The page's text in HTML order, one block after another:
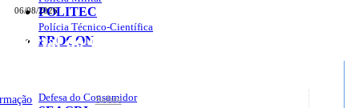
06/08/2026
Portal do Governo do
Sobre
POLITEC
Polícia Técnico-Científica
PROCON
Defesa do Consumidor